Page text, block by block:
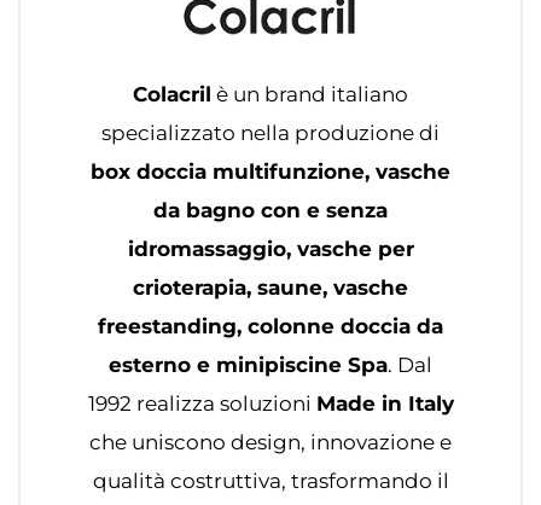
Colacril è un brand italiano
specializzato nella produzione di
box doccia multifunzione, vasche
da bagno con e senza
idromassaggio, vasche per
crioterapia, saune, vasche
freestanding, colonne doccia da
esterno e minipiscine Spa. Dal
1992 realizza soluzioni Made in Italy
che uniscono design, innovazione e
qualità costruttiva, trasformando il